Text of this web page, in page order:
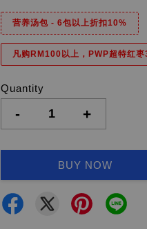
营养汤包 - 6包以上折扣10%
凡购RM100以上，PWP超特红
Quantity
- +
BUY NOW